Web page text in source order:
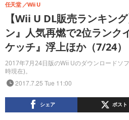
【Wii U DL販売ランキン
ン』人気再燃で2位ランク
ケッチ』浮上ほか（7/24）
2017年7月24日版のWii Uのダウンロードソ
時現在)。
任天堂 Wii U
2017.7.25 Tue 11:00
シェア ポスト